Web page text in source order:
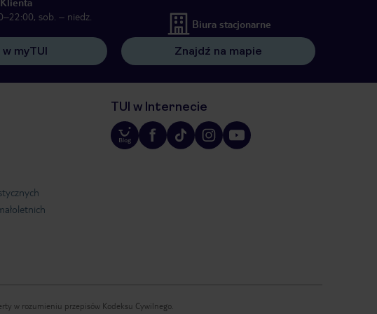
sob. – niedz.
myTUI
Biura stacjonarne
Znajdź na mapie
TUI w Internecie
w rozumieniu przepisów Kodeksu Cywilnego.